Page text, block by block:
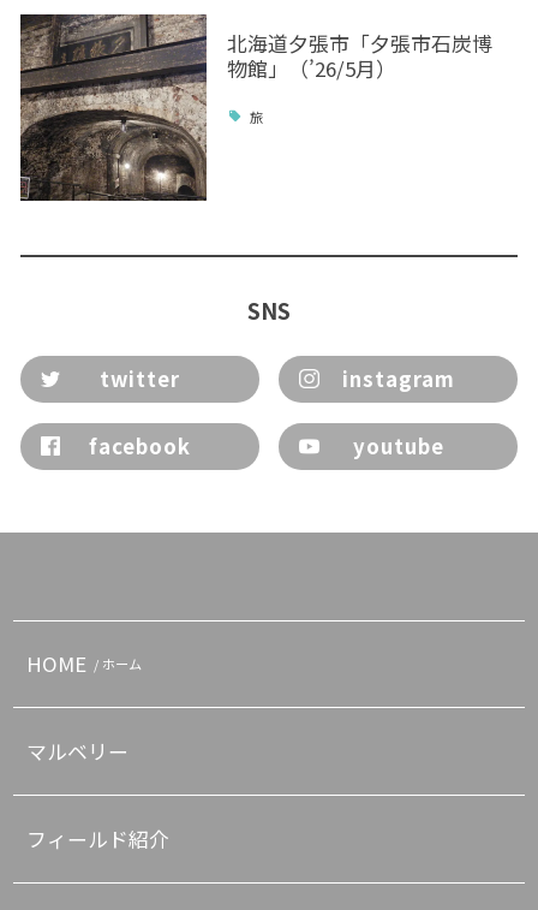
北海道夕張市「夕張市石炭博
物館」（’26/5月）
旅
SNS
twitter instagram
facebook youtube
HOME / ホーム
マルベリー
フィールド紹介